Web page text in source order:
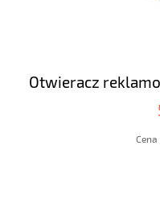
Otwieracz